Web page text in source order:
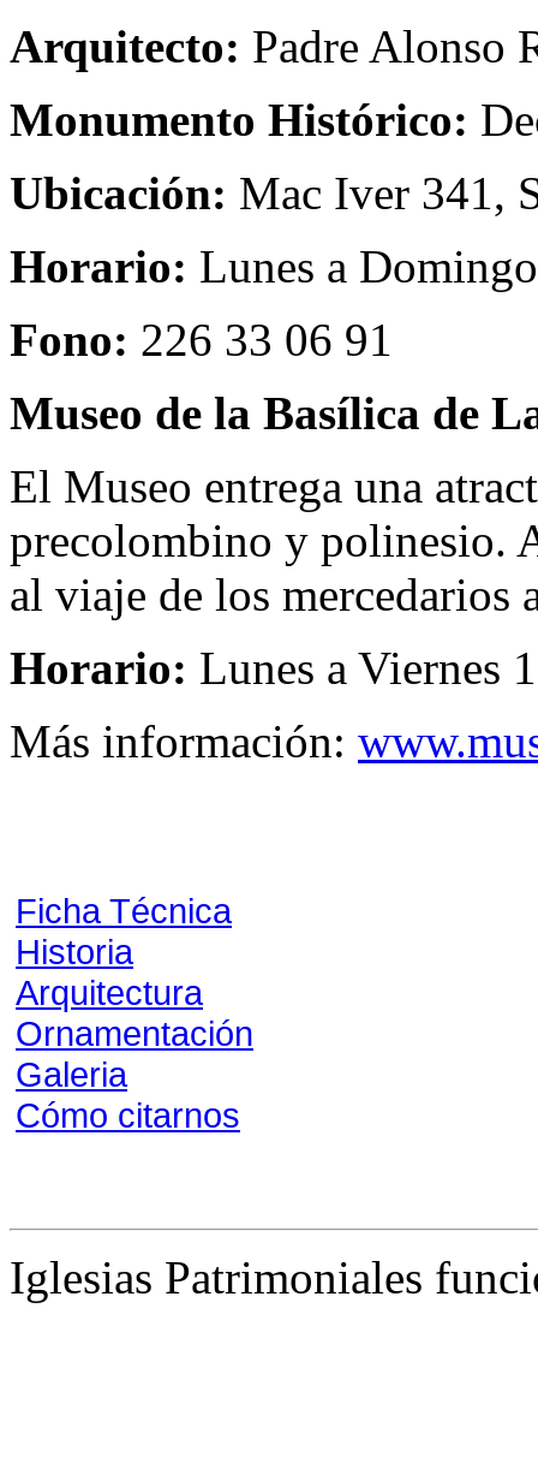
Arquitecto: Padre Alonso
Monumento Histórico:
Ubicación: Mac Iver 341,
Horario: Lunes a
Fono: 226 33 06 91
Museo de la Basílica de
El Museo entrega una
precolombino y polinesio.
al viaje de los mercedarios
Horario: Lunes a Viernes
Más información:
Ficha Técnica
Historia
Arquitectura
Ornamentación
Galeria
Cómo citarnos
Iglesias Patrimoniales